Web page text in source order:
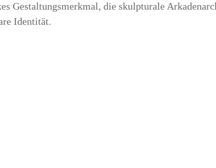
Gestaltungsmerkmal, die skulpturale
Identität.